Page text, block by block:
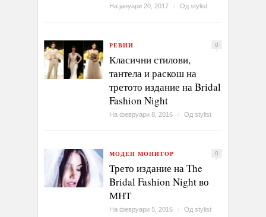
На јануари 20, 2017 / Од stylist
РЕВИИ 0
Класични стилови,
тантела и раскош на
третото издание на Bridal
Fashion Night
На февруари 8, 2016 / Од stylist
МОДЕН МОНИТОР 0
Трето издание на The
Bridal Fashion Night во
МНТ
На февруари 5, 2016 / Од stylist